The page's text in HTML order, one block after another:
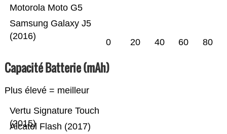
Samsung Galaxy J5
(2016)
Motorola Moto G5
0 20 40 60 80
Capacité Batterie (mAh)
Plus élevé = meilleur
Alcatel Flash (2017)
Vertu Signature Touch
(2015)